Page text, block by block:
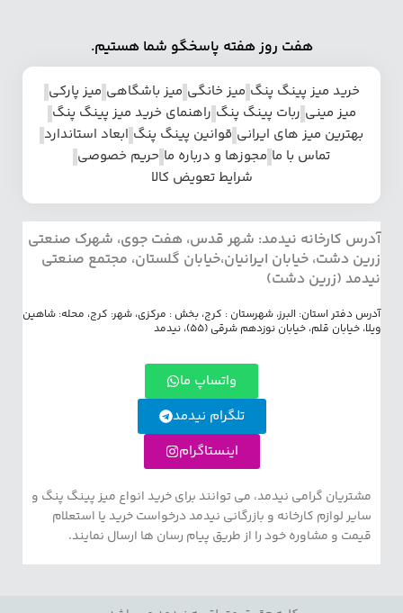
هفت روز هفته پاسخگو شما هستیم.
خرید میز پینگ پنگ میز خانگی میز باشگاهی میز پارکی
میز مینی ربات پینگ پنگ راهنمای خرید میز پینگ پنگ
بهترین میز های ایرانی قوانین پینگ پنگ ابعاد استاندارد
تماس با ما مجوزها و درباره ما حریم خصوصی
شرایط تعویض کالا
آدرس کارخانه نیدمد: شهر قدس، هفت جوی، شهرک صنعتی
زرین دشت، خیابان ایرانیان،خیابان گلستان، مجتمع صنعتی
نیدمد (زرین دشت)
آدرس دفتر استان: البرز، شهرستان : کرج، بخش : مرکزی، شهر: کرج، محله: شاهین
ویلا، خیابان قلم، خیابان نوزدهم شرقی (55)، نیدمد
واتساپ ما
تلگرام نیدمد
اینستاگرام
مشتریان گرامی نیدمد، می توانند برای خرید انواع میز پینگ پنگ و
سایر لوازم کارخانه و بازرگانی نیدمد درخواست خرید یا استعلام
قیمت و مشاوره خود را از طریق پیام رسان ها ارسال نمایند.